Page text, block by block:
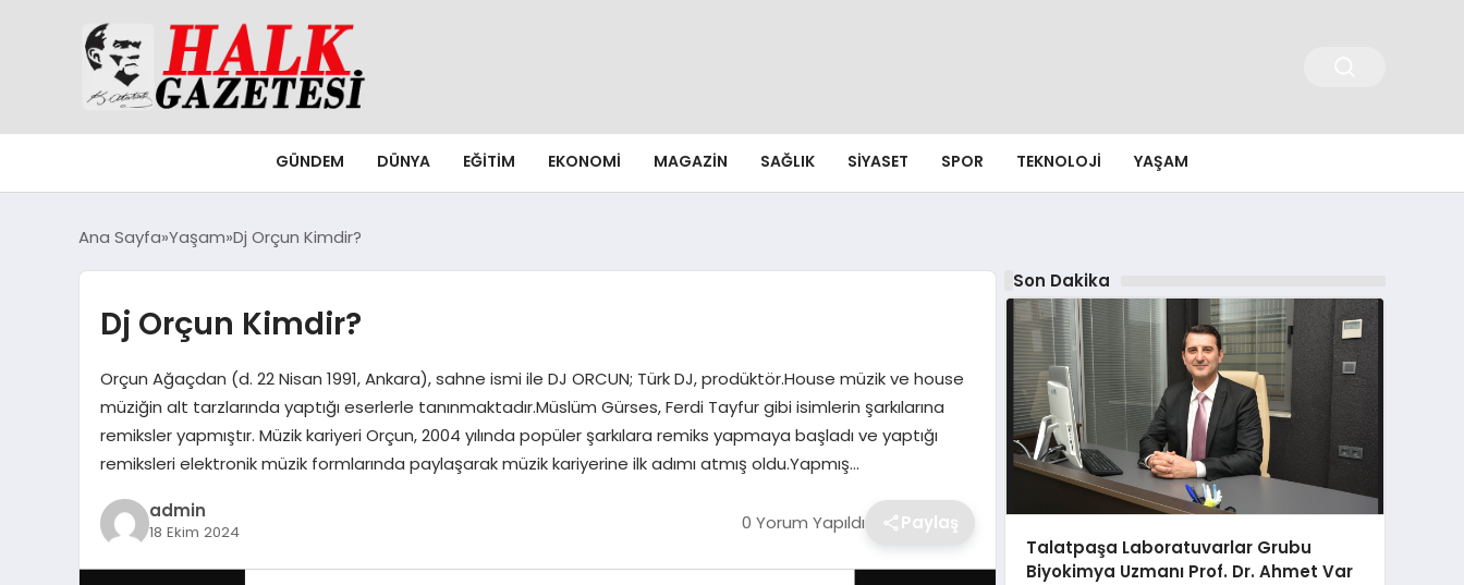
GÜNDEM DÜNYA EĞITIM EKONOMI MAGAZIN SAĞLIK SIYASET SPOR TEKNOLOJI YAŞAM
Ana Sayfa Yaşam Dj Orçun Kimdir?
Dj Orçun Kimdir?
Orçun Ağaçdan (d. 22 Nisan 1991, Ankara), sahne ismi ile DJ ORCUN; Türk DJ, prodüktör.House müzik ve house
müziğin alt tarzlarında yaptığı eserlerle tanınmaktadır.Müslüm Gürses, Ferdi Tayfur gibi isimlerin şarkılarına
remiksler yapmıştır. Müzik kariyeri Orçun, 2004 yılında popüler şarkılara remiks yapmaya başladı ve yaptığı
remiksleri elektronik müzik formlarında paylaşarak müzik kariyerine ilk adımı atmış oldu.Yapmış…
admin
18 Ekim 2024 0 Yorum Yapıldı Paylaş
Son Dakika
Talatpaşa Laboratuvarlar Grubu
Biyokimya Uzmanı Prof. Dr. Ahmet Var